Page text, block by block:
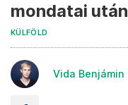
mondatai után
KÜLFÖLD
Vida Benjámin